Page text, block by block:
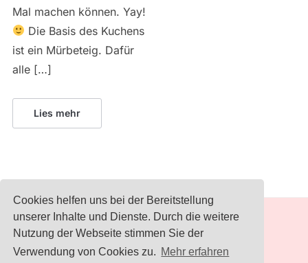
Cookies helfen uns bei der Bereitstellung
unserer Inhalte und Dienste. Durch die weitere
Nutzung der Webseite stimmen Sie der
Verwendung von Cookies zu. Mehr erfahren
Mal machen können. Yay!
Die Basis des Kuchens
ist ein Mürbeteig. Dafür
alle […]
Lies mehr
IMPRESSUM